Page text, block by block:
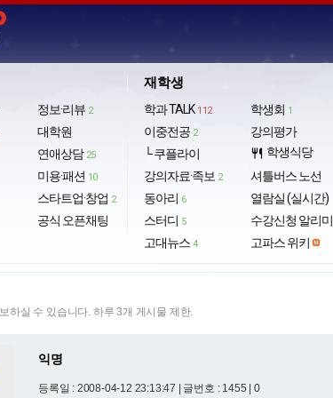
정보·리뷰 2
대학원
연애상담 25
미용·패션 10
스타트업·창업 2
공식 오픈채팅
재학생
학과 TALK 112
이중전공 2
└ 쿠플라이
강의자료·족보 2
동아리 6
스터디 5
고대뉴스 4
학생회 1
강의평가
restaurant 학생식당
셔틀버스 노선
열람실 (실시간)
수강신청 알리미
고파스 위키
하실 수 있습니다. 하루 3개 게시물 제한.
익명
등록일 : 2008-04-12 23:13:47 | 글번호 : 1455 | 0